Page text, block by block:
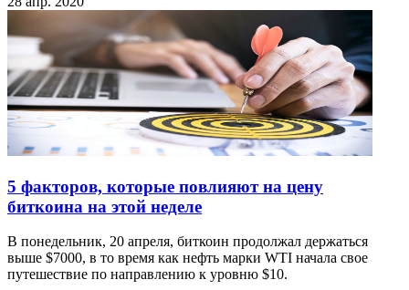
5 факторов, которые повлияют на цену
биткоина на этой неделе
В понедельник, 20 апреля, биткоин продолжал держаться
выше $7000, в то время как нефть марки WTI начала свое
путешествие по направлению к уровню $10.